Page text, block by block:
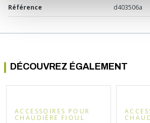
Référence d403506a
DÉCOUVREZ ÉGALEMENT
ACCESSOIRES POUR
CHAUDIÈRE FIOUL